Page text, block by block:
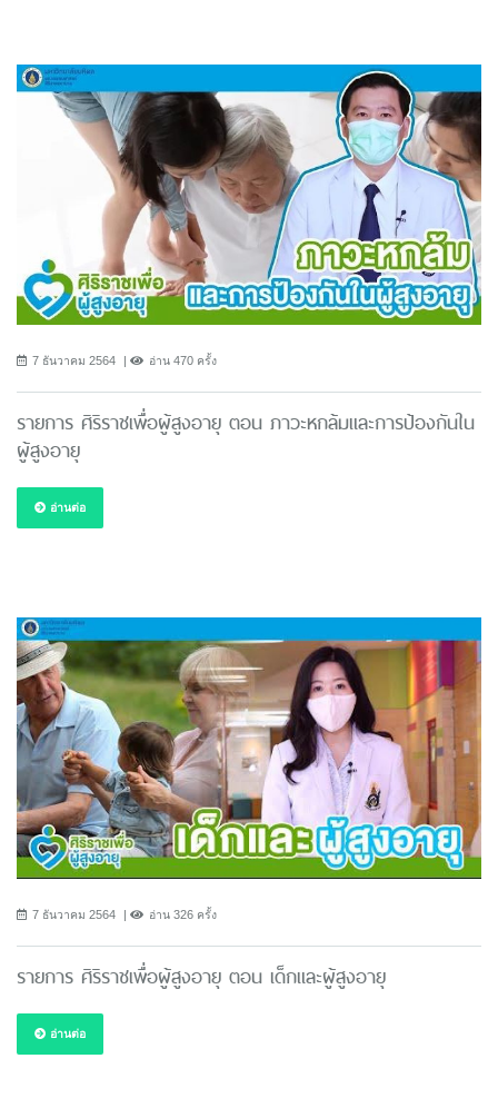
7 ธันวาคม 2564 อ่าน 470 ครั้ง
รายการ ศิริราชเพื่อผู้สูงอายุ ตอน ภาวะหกล้มและการป้องกันใน
ผู้สูงอายุ
อ่านต่อ
7 ธันวาคม 2564 อ่าน 326 ครั้ง
รายการ ศิริราชเพื่อผู้สูงอายุ ตอน เด็กและผู้สูงอายุ
อ่านต่อ